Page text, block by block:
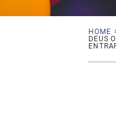
HOME
DEUS